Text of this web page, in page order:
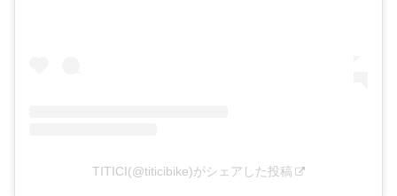
TITICI(@titicibike)がシェアした投稿